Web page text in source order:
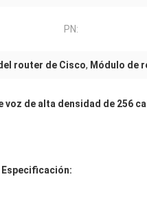
PN:
router de Cisco, Módulo de
voz de alta densidad de 256
Especificación: